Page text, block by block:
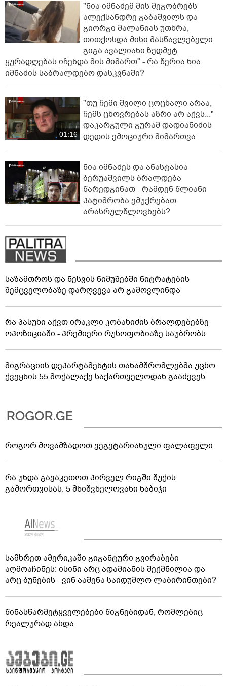
"ნია იმნაძემ მის მეგობრებს
ალექსანდრე გაბაშვილს და
გიორგი მალანიას უთხრა,
თითქოსდა მისი მასწავლებელი,
გიგა ავალიანი ზედმეტ
ყურადღებას იჩენდა მის მიმართ" - რა წერია ნია
იმნაძის საბრალდებო დასკვნაში?
01:16
"თუ ჩემი შვილი ცოცხალი არაა,
ჩემს ცხოვრებას აზრი არ აქვს..." -
დაკარგული გურამ დადიანიძის
დედის ემოციური მიმართვა
ნია იმნაძეს და ანასტასია
ბერუაშვილს ბრალდება
წარედგინათ - რამდენ წლიანი
პატიმრობა ემუქრებათ
არასრულწლოვნებს?
საზამთროს და ნესვის ნიმუშებში ნიტრატების
შემცველობაზე დარღვევა არ გამოვლინდა
რა პასუხი აქვთ ირაკლი კობახიძის ბრალდებებზე
ოპოზიციაში - პრემიერი რუსოფობიაზე საუბრობს
მიგრაციის დეპარტამენტის თანამშრომლებმა უცხო
ქვეყნის 55 მოქალაქე საქართველოდან გააძევეს
როგორ მოვამზადოთ ვეგეტარიანული ფალაფელი
რა უნდა გავაკეთოთ პირველ რიგში შუქის
გამორთვისას: 5 მნიშვნელოვანი ნაბიჯი
სამხრეთ ამერიკაში გიგანტური გვირაბები
აღმოაჩინეს: ისინი არც ადამიანის შექმნილია და
არც ბუნების - ვინ ააშენა საიდუმლო ლაბირინთები?
წინასწარმეტყველებები წიგნებიდან, რომლებიც
რეალურად ახდა